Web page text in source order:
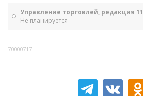
Управление торговлей, редакция 11
Не планируется
70000717